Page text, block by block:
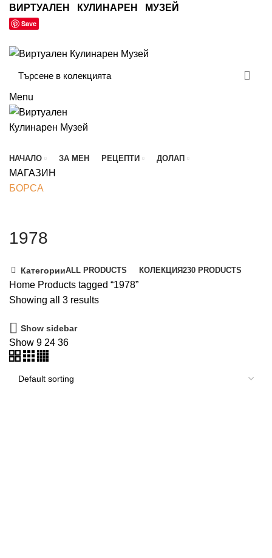
ВИРТУАЛЕН КУЛИНАРЕН МУЗЕЙ
Save
Menu
НАЧАЛО ЗА МЕН РЕЦЕПТИ ДОЛАП
МАГАЗИН
БОРСА
1978
КатегорииALL PRODUCTS КОЛЕКЦИЯ230 PRODUCTS
Home Products tagged “1978”
Showing all 3 results
Show sidebar
Show 9 24 36